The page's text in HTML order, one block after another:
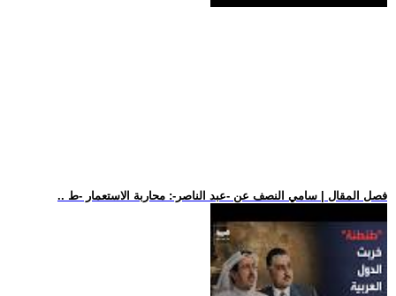
.. فصل المقال | سامي النصف عن -عبد الناصر-: محاربة الاستعمار -ط